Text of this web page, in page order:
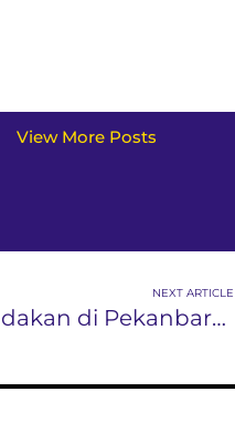
View More Posts
NEXT ARTICLE
Kolaborasi Dadakan di Pekanbaru! Adrian Khalif Gandeng The Lantis di Konser Untuk Korban Sakit Hati Lagi